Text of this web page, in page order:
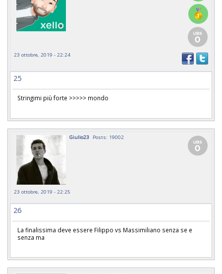
23 ottobre, 2019 - 22:24
25
Stringimi più forte >>>>> mondo
Giulio23 Posts: 19002
23 ottobre, 2019 - 22:25
26
La finalissima deve essere Filippo vs Massimiliano senza se e
senza ma